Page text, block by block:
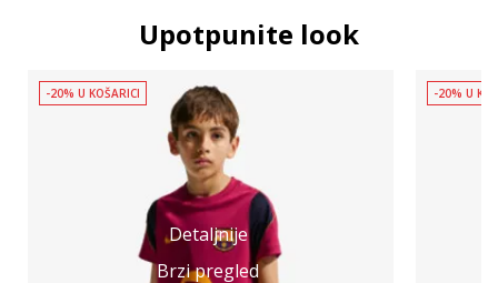
Upotpunite look
Detaljnije
Brzi pregled
-20% U KOŠARICI -20% U